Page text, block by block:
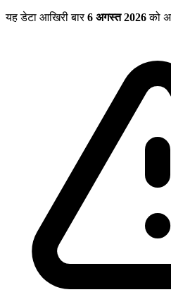
यह डेटा आखिरी बार6 अगस्त 2026को